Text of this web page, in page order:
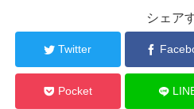
シェア
Twitter
Pocket